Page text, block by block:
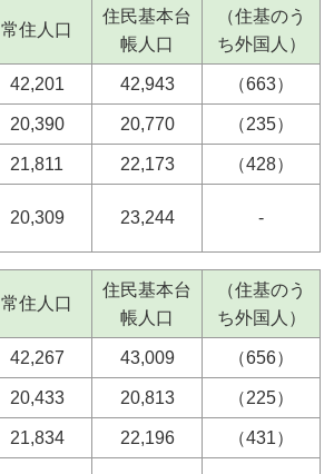
常住人口
住民基本台
帳人口
（住基のう
ち外国人）
42,201 42,943 （663）
20,390 20,770 （235）
21,811 22,173 （428）
20,309 23,244 -
常住人口
住民基本台
帳人口
（住基のう
ち外国人）
42,267 43,009 （656）
20,433 20,813 （225）
21,834 22,196 （431）